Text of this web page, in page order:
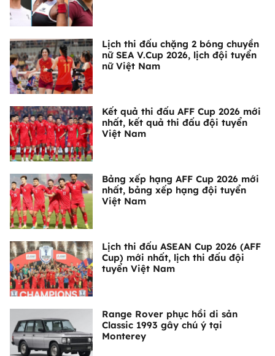
Lịch thi đấu chặng 2 bóng chuyền
nữ SEA V.Cup 2026, lịch đội tuyển
nữ Việt Nam
Kết quả thi đấu AFF Cup 2026 mới
nhất, kết quả thi đấu đội tuyển
Việt Nam
Bảng xếp hạng AFF Cup 2026 mới
nhất, bảng xếp hạng đội tuyển
Việt Nam
Lịch thi đấu ASEAN Cup 2026 (AFF
Cup) mới nhất, lịch thi đấu đội
tuyển Việt Nam
Range Rover phục hồi di sản
Classic 1993 gây chú ý tại
Monterey